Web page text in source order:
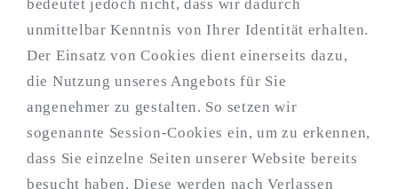
bedeutet jedoch nicht, dass wir dadurch
unmittelbar Kenntnis von Ihrer Identität erhalten.
Der Einsatz von Cookies dient einerseits dazu,
die Nutzung unseres Angebots für Sie
angenehmer zu gestalten. So setzen wir
sogenannte Session-Cookies ein, um zu erkennen,
dass Sie einzelne Seiten unserer Website bereits
besucht haben. Diese werden nach Verlassen